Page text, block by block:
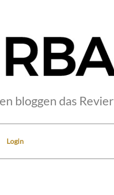
bloggen das Revier
Login